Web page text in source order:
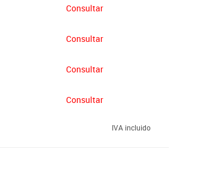
Consultar
Consultar
Consultar
Consultar
IVA incluido